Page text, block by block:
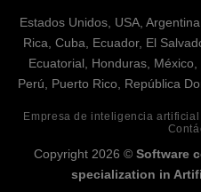
Estados Unidos, USA,
Rica, Cuba, Ecuador, El
Ecuatorial, Honduras,
Perú, Puerto Rico, República
Empresa de inteligencia artificial
Copyright 2026 © Software
specialization in